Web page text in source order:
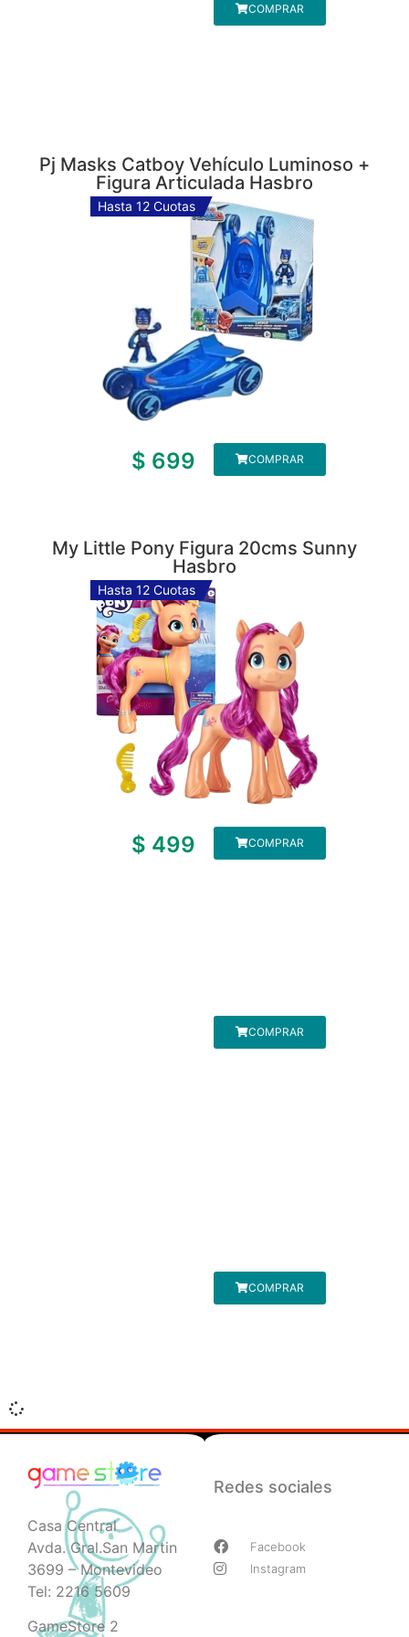
COMPRAR
Pj Masks Catboy Vehículo Luminoso +
Figura Articulada Hasbro
Hasta 12 Cuotas
$ 699 COMPRAR
My Little Pony Figura 20cms Sunny
Hasbro
Hasta 12 Cuotas
$ 499 COMPRAR
COMPRAR
COMPRAR
Casa Central
Avda. Gral.San Martin
3699 – Montevideo
Tel: 2216 5609
GameStore 2
Redes sociales
Facebook
Instagram